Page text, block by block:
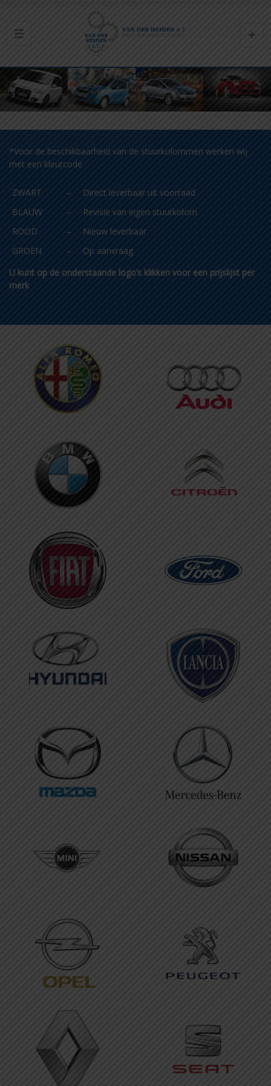
*Voor de beschikbaarheid van de stuurkolommen werken wij
met een kleurcode
ZWART –
Direct leverbaar uit voorraad
BLAUW
–
Revisie van eigen stuurkolom
ROOD
–
Nieuw leverbaar
GROEN
–
Op aanvraag
U kunt op de onderstaande logo’s klikken voor een prijslijst per
merk